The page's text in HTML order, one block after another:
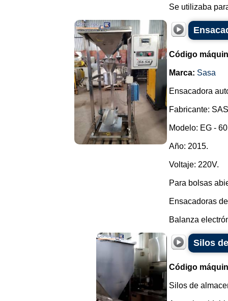
Se utilizaba
Código
Marca: Sasa
Ensacadora
Fabricante:
Modelo: EG -
Año: 2015.
Voltaje: 220V.
Para bolsas
Ensacadoras
Balanza
Silos
Código
Silos de